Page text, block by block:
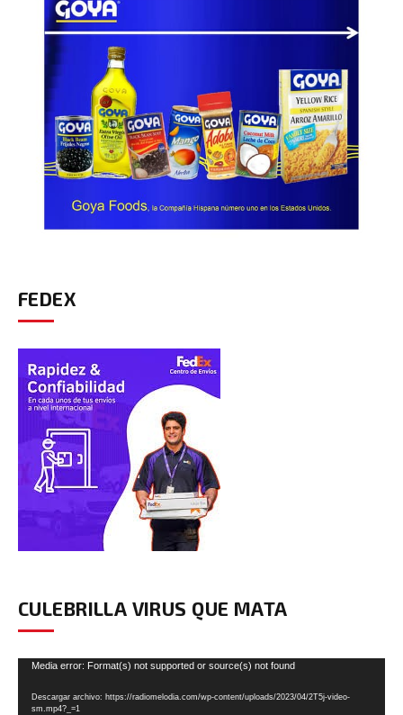
FEDEX
CULEBRILLA VIRUS QUE MATA
Reproductor
vídeo
Media error: Format(s) not supported or source(s) not found
Descargar archivo: https://radiomelodia.com/wp-content/uploads/2023/04/2T5j-video-
sm.mp4?_=1